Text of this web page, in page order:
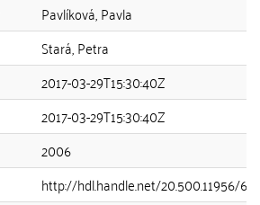
Pavlíková, Pavla
Stará, Petra
2017-03-29T15:30:40Z
2017-03-29T15:30:40Z
2006
http://hdl.handle.net/20.500.11956/